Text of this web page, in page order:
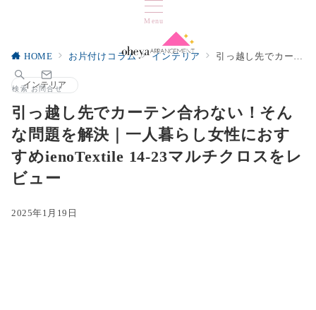
Menu
検索 お問合せ
HOME お片付けコラム インテリア 引っ越し先でカーテン合わない！そんな問題を解決｜一人暮らし女性におすすめienoTextile 14-23マルチクロスをレビュー
インテリア
引っ越し先でカーテン合わない！そん
な問題を解決｜一人暮らし女性におす
すめienoTextile 14-23マルチクロスをレ
ビュー
2025年1月19日